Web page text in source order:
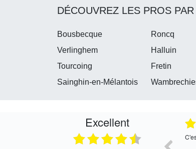
DÉCOUVREZ LES PROS
Bousbecque Roncq
Verlinghem
Halluin
Tourcoing
Fretin
Sainghin-en-Mélantois
Excellent
Satisfait, retour rapide !